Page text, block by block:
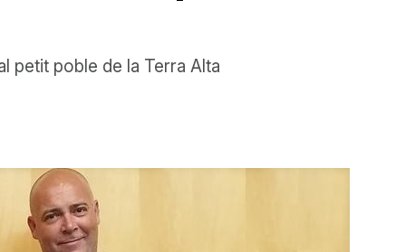
petit poble de la Terra Alta